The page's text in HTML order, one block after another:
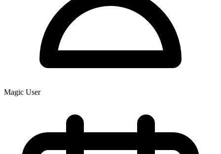
Magic User